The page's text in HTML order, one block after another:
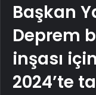
Başkan
Deprem
inşası
2024’te